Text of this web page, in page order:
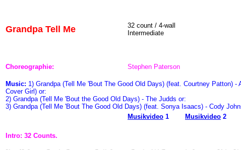
Grandpa Tell Me
32 count / 4-wall
Intermediate
Choreographie: Stephen Paterson
Music: 1) Grandpa (Tell Me 'Bout The Good Old Days) (feat. Courtney Patton) -
Cover Girl) or:
2) Grandpa (Tell Me 'Bout the Good Old Days) - The Judds or:
3) Grandpa (Tell Me 'Bout The Good Old Days) (feat. Sonya Isaacs) - Cody
Musikvideo 1 Musikvideo 2
Intro: 32 Counts.